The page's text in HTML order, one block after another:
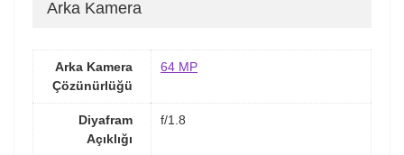
Arka Kamera
Arka Kamera
Çözünürlüğü
64 MP
Diyafram
Açıklığı
f/1.8